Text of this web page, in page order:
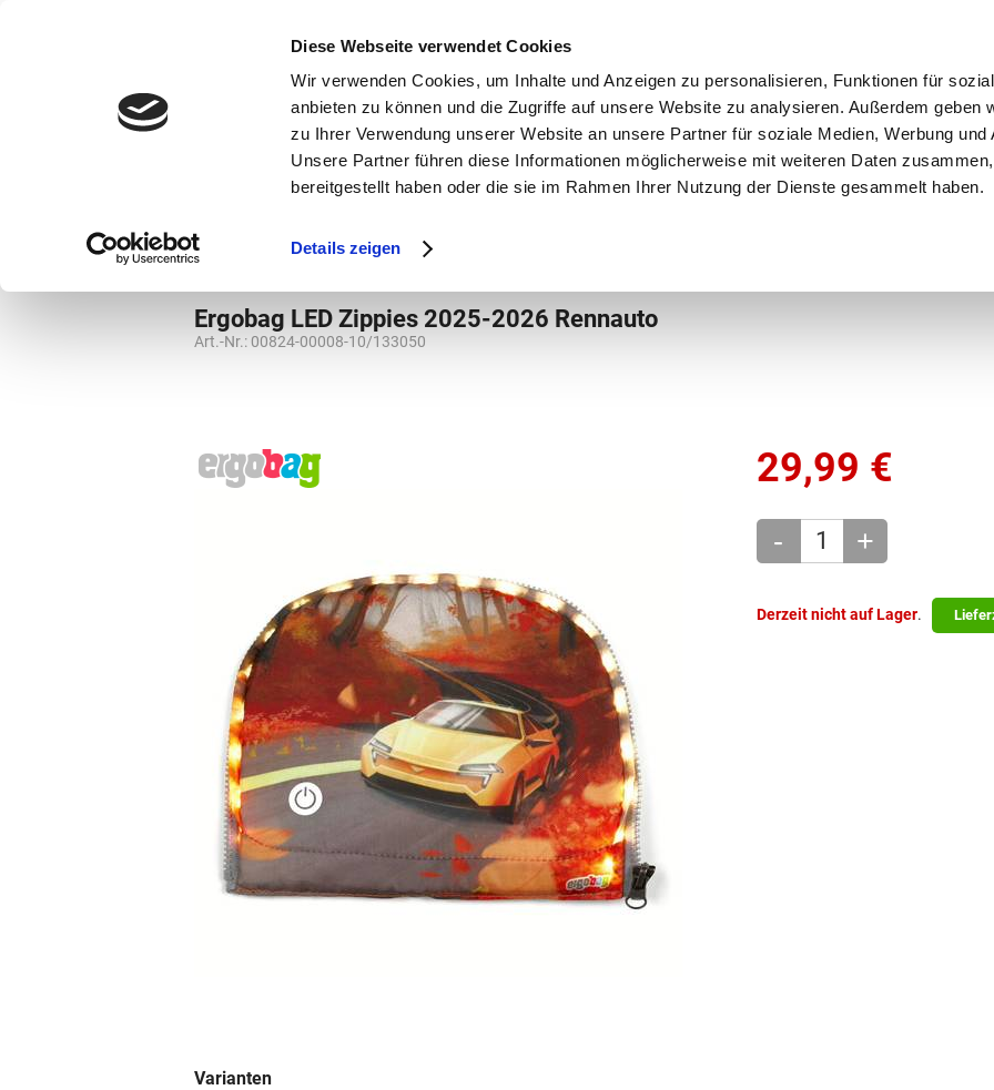
Diese Webseite verwendet Cookies
Wir verwenden Cookies, um Inhalte und Anzeigen zu personalisieren, Funktionen für
anbieten zu können und die Zugriffe auf unsere Website zu analysieren. Außerdem geben
zu Ihrer Verwendung unserer Website an unsere Partner für soziale Medien, Werbung und
Unsere Partner führen diese Informationen möglicherweise mit weiteren Daten
bereitgestellt haben oder die sie im Rahmen Ihrer Nutzung der Dienste gesammelt haben.
Details zeigen
bestellen und ausdrucken
3 x täglich an Werktagen!
Ergobag LED Zippies 2025-2026 Rennauto
Art.-Nr.:00824-00008-10/133050
29,99 €
- +
Derzeit nicht auf Lager.
Varianten